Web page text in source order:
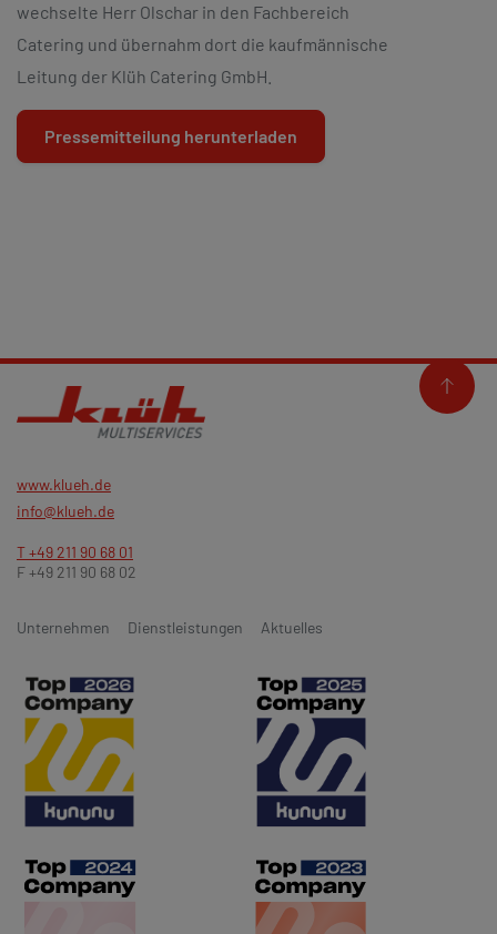
wechselte Herr Olschar in den Fachbereich
Catering und übernahm dort die kaufmännische
Leitung der Klüh Catering GmbH.
Pressemitteilung herunterladen
Unternehmen Dienstleistungen Aktuelles
www.klueh.de
info@klueh.de
T +49 211 90 68 01
F +49 211 90 68 02